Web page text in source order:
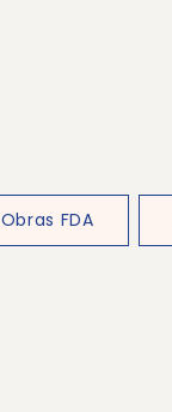
Obras FDA